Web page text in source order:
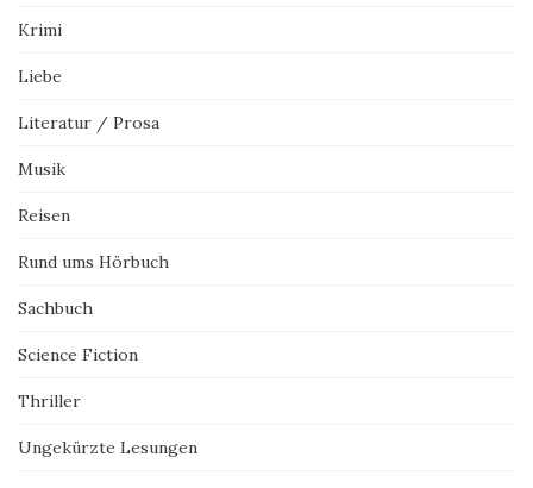
Krimi
Liebe
Literatur / Prosa
Musik
Reisen
Rund ums Hörbuch
Sachbuch
Science Fiction
Thriller
Ungekürzte Lesungen